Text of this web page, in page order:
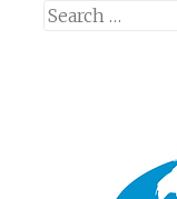
Search